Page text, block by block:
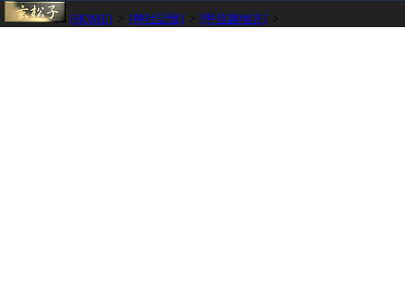
[HOME] [神社記憶] [甲信越地方]